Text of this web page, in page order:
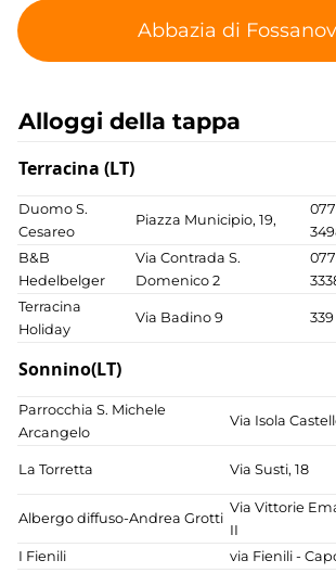
Abbazia di
Alloggi della tappa
Terracina (LT)
Duomo S.
Cesareo
Piazza Municipio, 19,
B&B
Hedelbelger
Via Contrada S.
Domenico 2
Terracina
Holiday
Via Badino 9
Sonnino(LT)
Parrocchia S. Michele
Arcangelo
Via Isola
La Torretta Via Susti, 18
Albergo diffuso-Andrea Grotti
Via Vittorie
II
I Fienili via Fienili -